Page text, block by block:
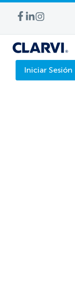
Iniciar Sesión